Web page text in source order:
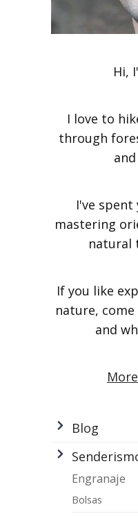
Hi,
I love to
through
I've spent
mastering
natural
If you like
nature, come
and
Blog
Engranaje
Bolsas